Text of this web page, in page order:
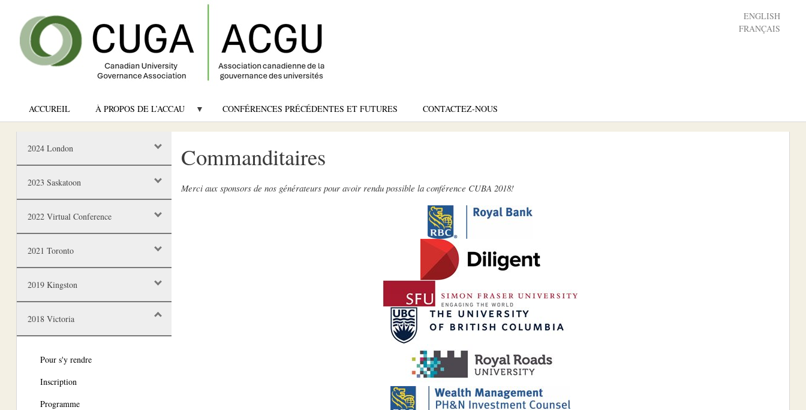
ENGLISH
FRANÇAIS
ACCUREIL À PROPOS DE L’ACCAU CONFÉRENCES PRÉCÉDENTES ET FUTURES CONTACTEZ-NOUS
2024 London
2023 Saskatoon
2022 Virtual Conference
2021 Toronto
2019 Kingston
2018 Victoria
Pour s'y rendre
Inscription
Programme
Commanditaires
Merci aux sponsors de nos générateurs pour avoir rendu possible la conférence CUBA 2018!